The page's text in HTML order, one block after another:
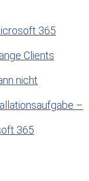
365
Clients
nicht
–
365